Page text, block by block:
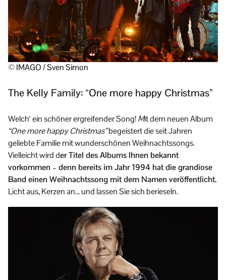
© IMAGO / Sven Simon
The Kelly Family: “One more happy Christmas”
Welch‘ ein schöner ergreifender Song!Mit dem neuen Album
“One more happy Christmas”begeistert die seit Jahren
geliebte Familie mit wunderschönen Weihnachtssongs.
Vielleicht wird der Titel des Albums Ihnen bekannt
vorkommen – denn bereits im Jahr 1994 hat die grandiose
Band einen Weihnachtssong mit dem Namen veröffentlicht.
Licht aus, Kerzen an… und lassen Sie sich berieseln.